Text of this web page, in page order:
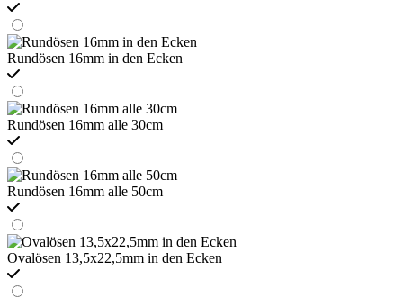
Rundösen 16mm in den Ecken
Rundösen 16mm alle 30cm
Rundösen 16mm alle 50cm
Ovalösen 13,5x22,5mm in den Ecken